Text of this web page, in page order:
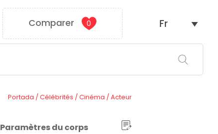
Comparer 0 Fr
Portada /Célébrités /Cinéma /Acteur
Paramètres du corps